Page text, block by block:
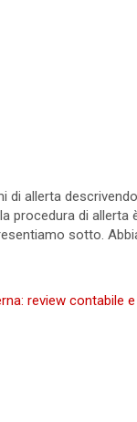
di allerta
procedura di
sotto.
review contabile